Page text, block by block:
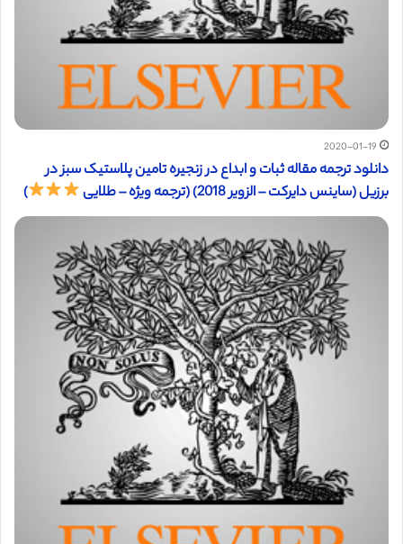
2020-01-19
دانلود ترجمه مقاله ثبات و ابداع در زنجیره تامین پلاستیک سبز در
برزیل (ساینس دایرکت – الزویر 2018) (ترجمه ویژه – طلایی
)